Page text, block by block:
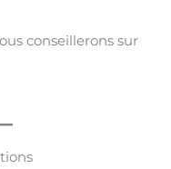
conseillerons sur